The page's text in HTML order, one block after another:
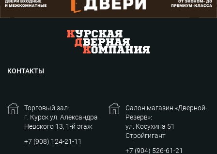
КОНТАКТЫ
Торговый зал:
г. Курск ул. Александра
Невского 13, 1-й этаж
+7 (908) 124-21-11
Салон магазин «Дверной-
Резерв»:
ул. Косухина 51
Стройгигант
+7 (904) 526-61-21